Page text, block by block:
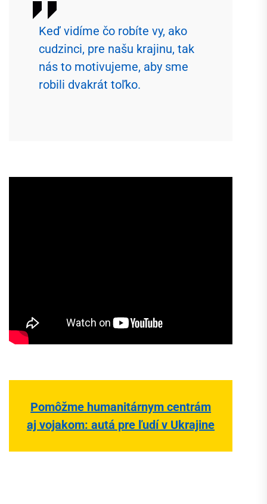
Keď vidíme čo robíte vy, ako
cudzinci, pre našu krajinu, tak
nás to motivujeme, aby sme
robili dvakrát toľko.
Pomôžme humanitárnym centrám
aj vojakom: autá pre ľudí v Ukrajine